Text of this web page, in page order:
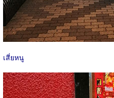
เสี่ยหนู